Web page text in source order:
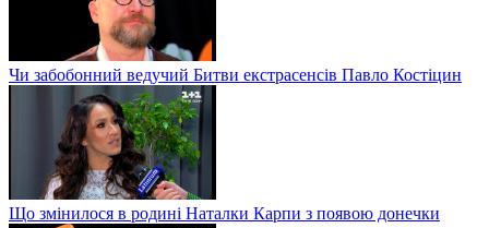
Чи забобонний ведучий Битви екстрасенсів Павло Костіцин
Що змінилося в родині Наталки Карпи з появою донечки